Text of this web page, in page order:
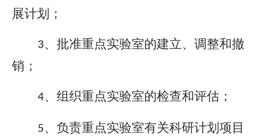
展计划；
3、批准重点实验室的建立、调整和撤
销；
4、组织重点实验室的检查和评估；
5、负责重点实验室有关科研计划项目